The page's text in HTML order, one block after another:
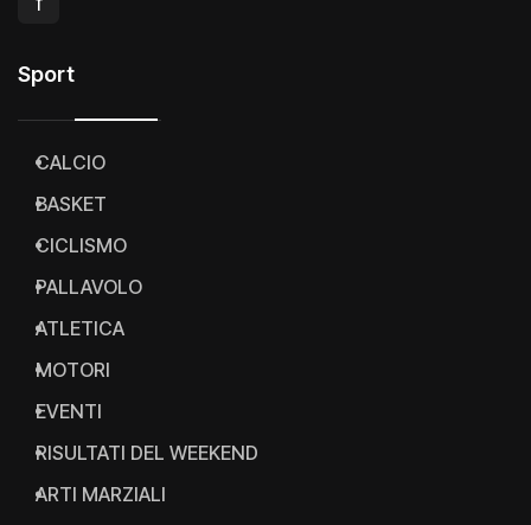
Sport
CALCIO
BASKET
CICLISMO
PALLAVOLO
ATLETICA
MOTORI
EVENTI
RISULTATI DEL WEEKEND
ARTI MARZIALI